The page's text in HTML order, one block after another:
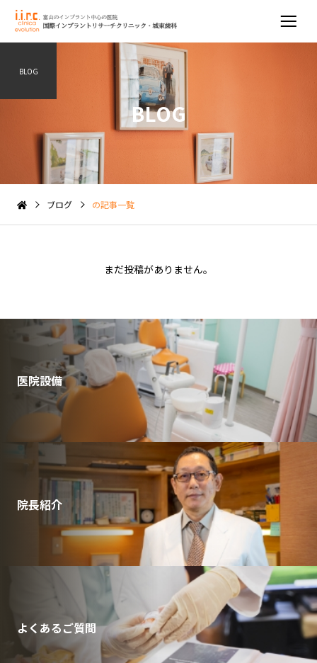
BLOG
BLOG
ブログ の記事一覧
まだ投稿がありません。
医院設備
院長紹介
よくあるご質問